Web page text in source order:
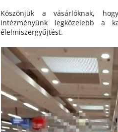
Köszönjük a vásárlóknak,
Intézményünk legközelebb a
élelmiszergyűjtést.